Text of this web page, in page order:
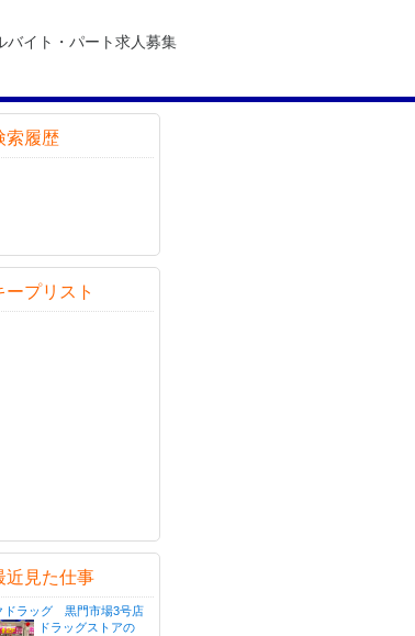
バイト・パート求人募集
履歴
プリスト
見た仕事
ドラッグ 黒門市場3号店
ドラッグストアの